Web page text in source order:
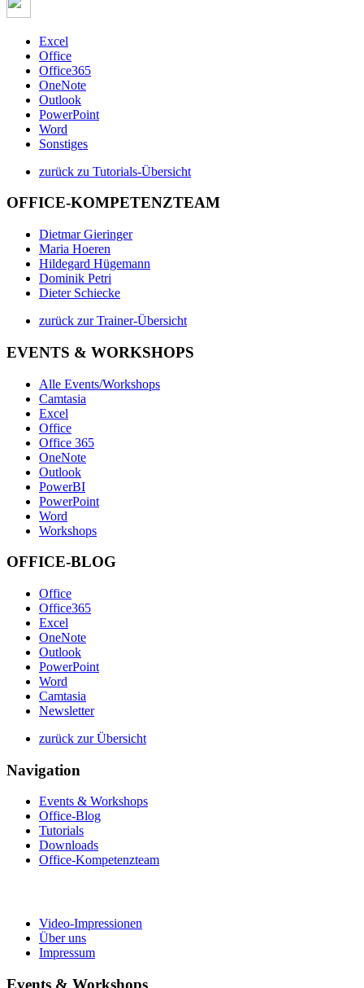
Excel
Office
Office365
OneNote
Outlook
PowerPoint
Word
Sonstiges
zurück zu Tutorials-Übersicht
OFFICE-KOMPETENZTEAM
Dietmar Gieringer
Maria Hoeren
Hildegard Hügemann
Dominik Petri
Dieter Schiecke
zurück zur Trainer-Übersicht
EVENTS & WORKSHOPS
Alle Events/Workshops
Camtasia
Excel
Office
Office 365
OneNote
Outlook
PowerBI
PowerPoint
Word
Workshops
OFFICE-BLOG
Office
Office365
Excel
OneNote
Outlook
PowerPoint
Word
Camtasia
Newsletter
zurück zur Übersicht
Navigation
Events & Workshops
Office-Blog
Tutorials
Downloads
Office-Kompetenzteam
Video-Impressionen
Über uns
Impressum
Events & Workshops